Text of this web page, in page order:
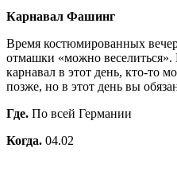
Карнавал Фашинг
Время костюмированных
отмашки «можно веселиться».
карнавал в этот день, кто-то
позже, но в этот день вы
Где. По всей Германии
Когда. 04.02